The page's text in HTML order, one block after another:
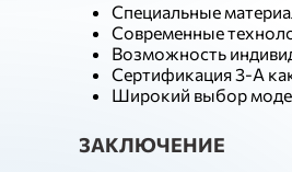
Специальные
Современные
Возможность
Сертификация 3-A
Широкий выбор
ЗАКЛЮЧЕНИЕ